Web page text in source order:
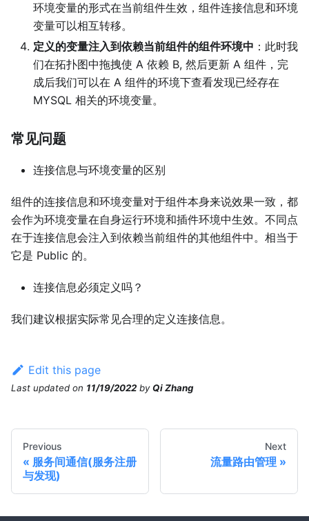
环境变量的形式在当前组件生效，组件连接信息和环境
变量可以相互转移。
定义的变量注入到依赖当前组件的组件环境中 ：此时我
们在拓扑图中拖拽使 A 依赖 B, 然后更新 A 组件，完
成后我们可以在 A 组件的环境下查看发现已经存在
MYSQL 相关的环境变量。
常见问题
连接信息与环境变量的区别
组件的连接信息和环境变量对于组件本身来说效果一致，都
会作为环境变量在自身运行环境和插件环境中生效。不同点
在于连接信息会注入到依赖当前组件的其他组件中。相当于
它是 Public 的。
连接信息必须定义吗？
我们建议根据实际常见合理的定义连接信息。
Edit this page
Last updated on 11/19/2022 byQi Zhang
Previous
服务间通信(服务注册
与发现)
Next
流量路由管理